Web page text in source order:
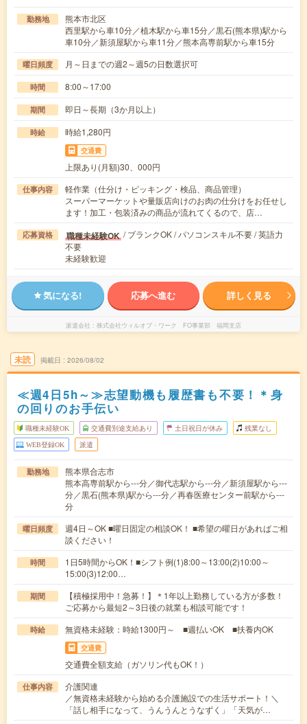
勤務地
熊本市北区
西里駅から車10分／植木駅から車15分／黒石(熊本県)駅から
車10分／新須屋駅から車11分／熊本高専前駅から車15分
曜日頻度 月～日までの週2～週5の日数選択可
時間 8:00～17:00
期間 即日～長期（3か月以上）
時給 時給1,280円
交通費
上限あり(月額)30、000円
仕事内容
軽作業（仕分け・ピッキング・検品、商品管理）
スーパーマーケットや量販店向けのお肉の仕分けをお任せし
ます！加工・包装済みの商品が流れてくるので、店…
応募資格 職種未経験OK / ブランクOK / パソコンスキル不要 / 英語力
不要
未経験歓迎
気になる! 応募へ進む 詳しく見る
派遣会社 株式会社ウィルオブ・ワーク FO事業部 福岡支店
未読 掲載日 2026/08/02
≪週4日5h～≫志望動機も履歴書も不要！＊身
の回りのお手伝い
職種未経験OK 交通費別途支給あり 土日祝日が休み 残業なし
WEB登録OK 派遣
勤務地
熊本県合志市
熊本高専前駅から---分／御代志駅から---分／新須屋駅から---
分／黒石(熊本県)駅から---分／再春医療センター前駅から---
分
曜日頻度
週4日～OK ■曜日固定の相談OK！ ■希望の曜日があればご相
談ください！
時間
1日5時間からOK！■シフト例(1)8:00～13:00(2)10:00～
15:00(3)12:00…
期間
【積極採用中！急募！】＊1年以上勤務している方が多数！
ご応募から最短2～3日後の就業も相談可能です！
時給 無資格未経験：時給1300円～ ■週払いOK ■扶養内OK
交通費
交通費全額支給（ガソリン代もOK！）
仕事内容
介護関連
／無資格未経験から始める介護施設での生活サポート！＼
「話し相手になって、うんうんとうなずく」「天気が…